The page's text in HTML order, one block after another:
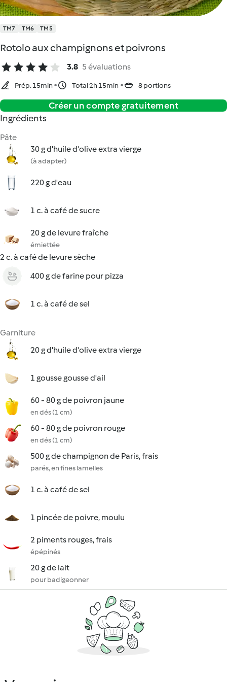
TM7 TM6 TM5
Rotolo aux champignons et poivrons
3.8 5 évaluations
Prép. 15min Total 2h 15min 8 portions
Créer un compte gratuitement
Ingrédients
Pâte
30 g d'huile d'olive extra vierge
(à adapter)
220 g d'eau
1 c. à café de sucre
20 g de levure fraîche
émiettée
2 c. à café de levure sèche
400 g de farine pour pizza
1 c. à café de sel
Garniture
20 g d'huile d'olive extra vierge
1 gousse gousse d'ail
60 - 80 g de poivron jaune
en dés (1 cm)
60 - 80 g de poivron rouge
en dés (1 cm)
500 g de champignon de Paris, frais
parés, en fines lamelles
1 c. à café de sel
1 pincée de poivre, moulu
2 piments rouges, frais
épépinés
20 g de lait
pour badigeonner